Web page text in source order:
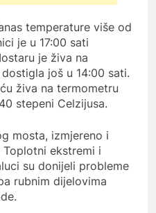
temperature više od
je u 17:00 sati
je živa na
još u 14:00 sati.
živa na termometru
stepeni Celzijusa.
mosta, izmjereno i
ekstremi i
su donijeli probleme
rubnim dijelovima